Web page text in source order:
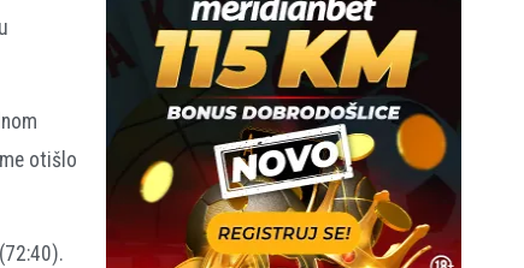
otišlo